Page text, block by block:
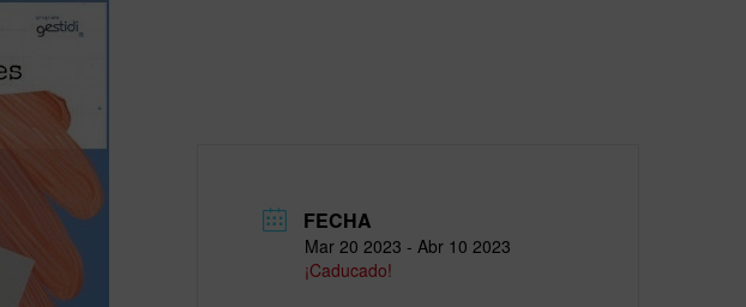
FECHA
Mar 20 2023 - Abr 10 2023
¡Caducado!